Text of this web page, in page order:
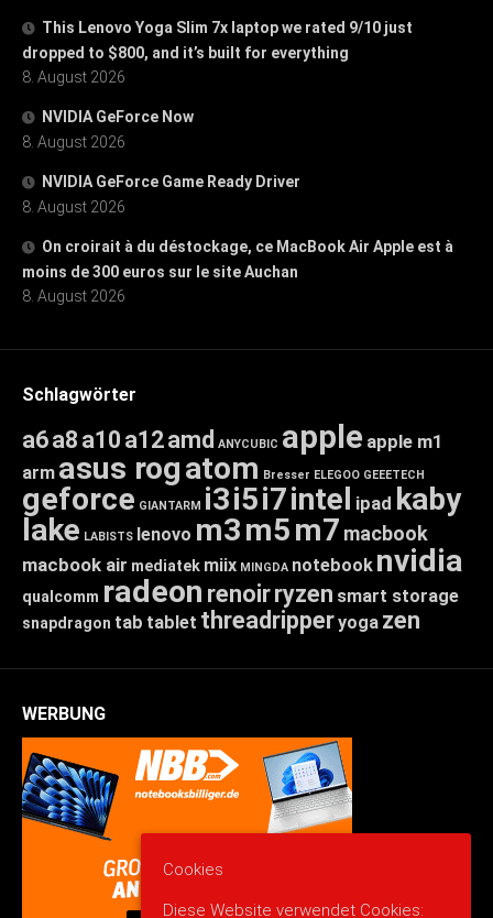
This Lenovo Yoga Slim 7x laptop we rated 9/10 just
dropped to $800, and it’s built for everything
8. August 2026
NVIDIA GeForce Now
8. August 2026
NVIDIA GeForce Game Ready Driver
8. August 2026
On croirait à du déstockage, ce MacBook Air Apple est à
moins de 300 euros sur le site Auchan
8. August 2026
Schlagwörter
a6a8 a10 a12amd ANYCUBIC apple apple m1
arm asus rogatom Bresser ELEGOO GEEETECH
geforce GIANTARM i3i5i7intel ipad kaby
lake LABISTS lenovo m3m5m7 macbook
macbook air mediatek miix MINGDA notebook nvidia
qualcomm radeon renoirryzen smart storage
snapdragon tab tablet threadripperyoga zen
WERBUNG
Cookies
Diese Website verwendet Cookies: